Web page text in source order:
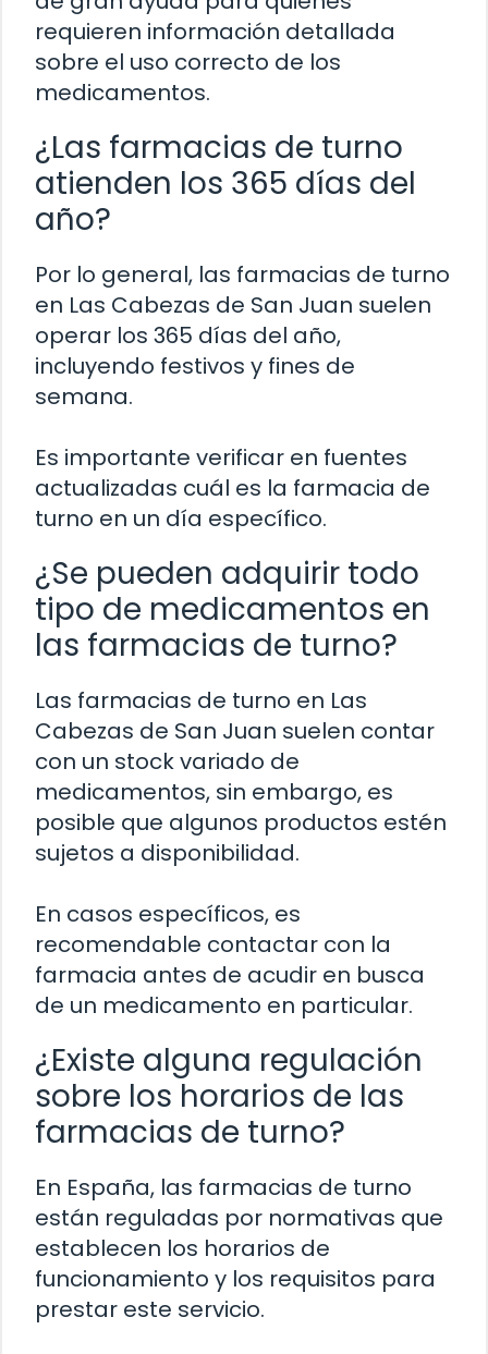
requieren información detallada
sobre el uso correcto de los
medicamentos.
¿Las farmacias de turno
atienden los 365 días del
año?
Por lo general, las farmacias de turno
en Las Cabezas de San Juan suelen
operar los 365 días del año,
incluyendo festivos y fines de
semana.
Es importante verificar en fuentes
actualizadas cuál es la farmacia de
turno en un día específico.
¿Se pueden adquirir todo
tipo de medicamentos en
las farmacias de turno?
Las farmacias de turno en Las
Cabezas de San Juan suelen contar
con un stock variado de
medicamentos, sin embargo, es
posible que algunos productos estén
sujetos a disponibilidad.
En casos específicos, es
recomendable contactar con la
farmacia antes de acudir en busca
de un medicamento en particular.
¿Existe alguna regulación
sobre los horarios de las
farmacias de turno?
En España, las farmacias de turno
están reguladas por normativas que
establecen los horarios de
funcionamiento y los requisitos para
prestar este servicio.